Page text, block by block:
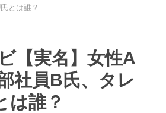
とは誰？
【実名】女性A
社員B氏、タレ
は誰？